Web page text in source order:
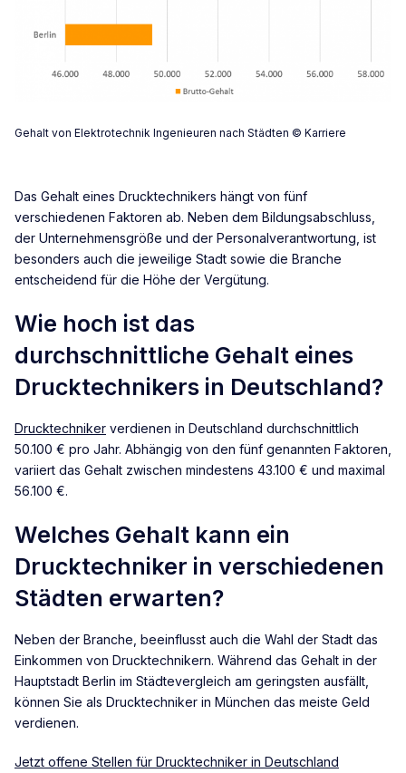
Gehalt von Elektrotechnik Ingenieuren nach Städten © Karriere
Das Gehalt eines Drucktechnikers hängt von fünf
verschiedenen Faktoren ab. Neben dem Bildungsabschluss,
der Unternehmensgröße und der Personalverantwortung, ist
besonders auch die jeweilige Stadt sowie die Branche
entscheidend für die Höhe der Vergütung.
Wie hoch ist das
durchschnittliche Gehalt eines
Drucktechnikers in Deutschland?
Drucktechniker verdienen in Deutschland durchschnittlich
50.100 € pro Jahr. Abhängig von den fünf genannten Faktoren,
variiert das Gehalt zwischen mindestens 43.100 € und maximal
56.100 €.
Welches Gehalt kann ein
Drucktechniker in verschiedenen
Städten erwarten?
Neben der Branche, beeinflusst auch die Wahl der Stadt das
Einkommen von Drucktechnikern. Während das Gehalt in der
Hauptstadt Berlin im Städtevergleich am geringsten ausfällt,
können Sie als Drucktechniker in München das meiste Geld
verdienen.
Jetzt offene Stellen für Drucktechniker in Deutschland